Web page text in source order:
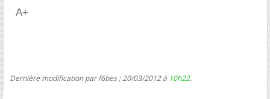
A+
Dernière modification par f6bes ; 20/03/2012 à 10h22.